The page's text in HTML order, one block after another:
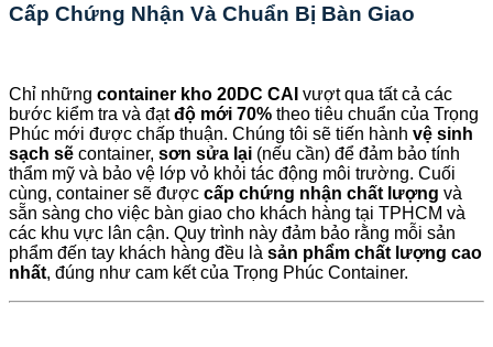
Cấp Chứng Nhận Và Chuẩn Bị Bàn Giao
Chỉ những container kho 20DC CAI vượt qua tất cả các
bước kiểm tra và đạtđộ mới 70% theo tiêu chuẩn của Trọng
Phúc mới được chấp thuận. Chúng tôi sẽ tiến hành vệ sinh
sạch sẽ container, sơn sửa lại (nếu cần) để đảm bảo tính
thẩm mỹ và bảo vệ lớp vỏ khỏi tác động môi trường. Cuối
cùng, container sẽ được cấp chứng nhận chất lượng và
sẵn sàng cho việc bàn giao cho khách hàng tại TPHCM và
các khu vực lân cận. Quy trình này đảm bảo rằng mỗi sản
phẩm đến tay khách hàng đều là sản phẩm chất lượng cao
nhất, đúng như cam kết của Trọng Phúc Container.